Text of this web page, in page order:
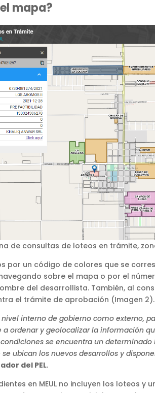
mapa?
de consultas de loteos en trámite,
por un código de colores que se
sobre el mapa o por el
del desarrollista. También, al
el trámite de aprobación (Imagen 2).
interno de gobierno como externo,
a ordenar y geolocalizar la información
se encuentra un
ubican los nuevos desarrollos y
del PEL.
en MEUL no incluyen los loteos